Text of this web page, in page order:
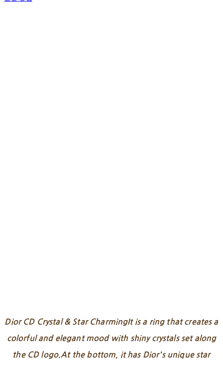
Dior CD Crystal & Star CharmingIt is a ring that creates a
colorful and elegant mood with shiny crystals set along
the CD logo.At the bottom, it has Dior's unique star